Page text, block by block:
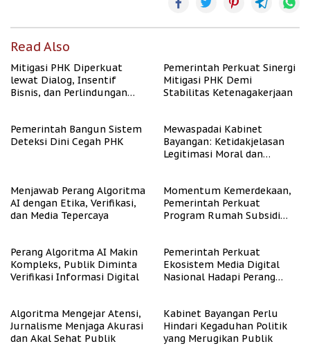
Read Also
Mitigasi PHK Diperkuat
lewat Dialog, Insentif
Bisnis, dan Perlindungan
Pemerintah Perkuat Sinergi
Mitigasi PHK Demi
Stabilitas Ketenagakerjaan
Pemerintah Bangun Sistem
Deteksi Dini Cegah PHK
Mewaspadai Kabinet
Bayangan: Ketidakjelasan
Legitimasi Moral dan
Menjawab Perang Algoritma
AI dengan Etika, Verifikasi,
dan Media Tepercaya
Momentum Kemerdekaan,
Pemerintah Perkuat
Program Rumah Subsidi
Perang Algoritma AI Makin
Kompleks, Publik Diminta
Verifikasi Informasi Digital
Pemerintah Perkuat
Ekosistem Media Digital
Nasional Hadapi Perang
Algoritma Mengejar Atensi,
Jurnalisme Menjaga Akurasi
dan Akal Sehat Publik
Kabinet Bayangan Perlu
Hindari Kegaduhan Politik
yang Merugikan Publik